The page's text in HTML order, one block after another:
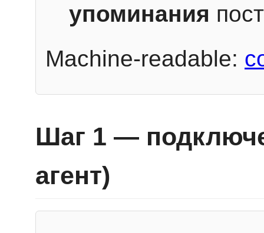
упоминания
Machine-readable:
Шаг 1 —
агент)